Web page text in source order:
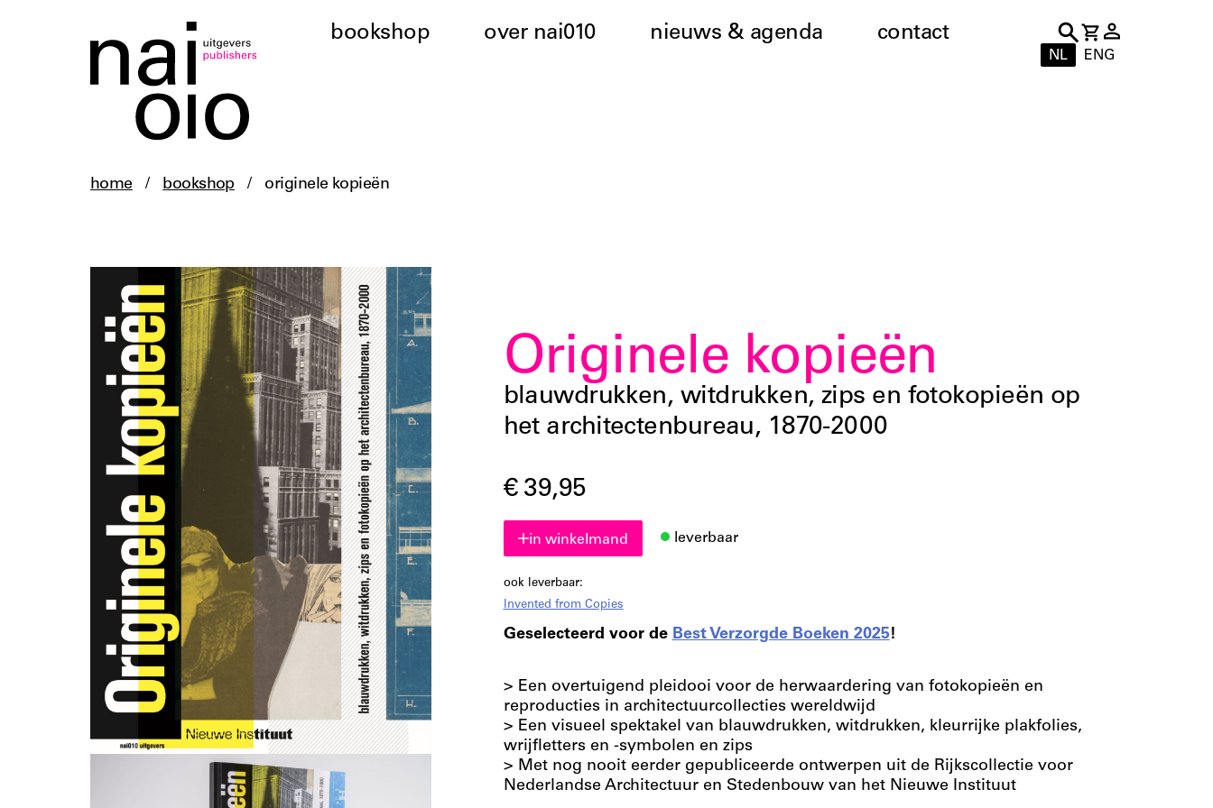
bookshop over nai010 nieuws & agenda contact
NL ENG
home / bookshop / originele kopieën
Originele kopieën
blauwdrukken, witdrukken, zips en fotokopieën op
het architectenbureau, 1870-2000
€ 39,95
in winkelmand leverbaar
ook leverbaar:
Invented from Copies
Geselecteerd voor de Best Verzorgde Boeken 2025!
> Een overtuigend pleidooi voor de herwaardering van fotokopieën en
reproducties in architectuurcollecties wereldwijd
> Een visueel spektakel van blauwdrukken, witdrukken, kleurrijke plakfolies,
wrijfletters en -symbolen en zips
> Met nog nooit eerder gepubliceerde ontwerpen uit de Rijkscollectie voor
Nederlandse Architectuur en Stedenbouw van het Nieuwe Instituut